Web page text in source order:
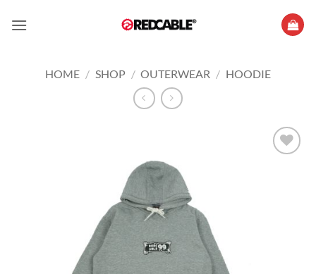
HOME / SHOP / OUTERWEAR / HOODIE